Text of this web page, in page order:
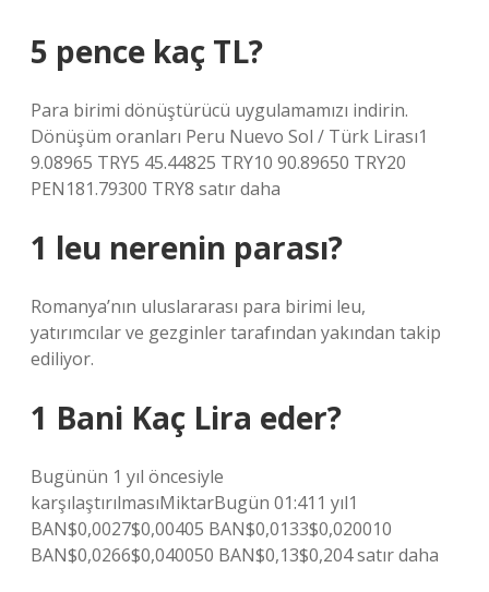
5 pence kaç TL?
Para birimi dönüştürücü uygulamamızı indirin.
Dönüşüm oranları Peru Nuevo Sol / Türk Lirası1
9.08965 TRY5 45.44825 TRY10 90.89650 TRY20
PEN181.79300 TRY8 satır daha
1 leu nerenin parası?
Romanya’nın uluslararası para birimi leu,
yatırımcılar ve gezginler tarafından yakından takip
ediliyor.
1 Bani Kaç Lira eder?
Bugünün 1 yıl öncesiyle
karşılaştırılmasıMiktarBugün 01:411 yıl1
BAN$0,0027$0,00405 BAN$0,0133$0,020010
BAN$0,0266$0,040050 BAN$0,13$0,204 satır daha